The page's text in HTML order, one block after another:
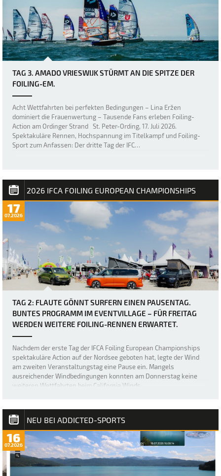
TAG 3. AMADO VRIESWIJK STÜRMT AN DIE SPITZE DER
FOILING-EM.
Acht Wettfahrten bei perfekten Bedingungen – Lina Eržen
dominiert die Frauenwertung – Tausende Fans erleben Foiling-
Action am Ordinger Strand St. Peter-Ording, 17. Juli 2026.
Spektakuläre Rennen, Hochspannung im Titelkampf und Foiling-
Sport zum Anfassen: Der dritte Tag der IFC…
2026 IFCA FOILING EUROPEAN CHAMPIONSHIPS
17
07.2026
TAG 2: FLAUTE GÖNNT SURFERN EINEN PAUSENTAG.
BUNTES PROGRAMM IM EVENTVILLAGE – FÜR FREITAG
WERDEN WEITERE FOILING-RENNEN ERWARTET.
Nachdem der erste Tag der IFCA Foiling European Championships
spektakuläre Action auf der Nordsee geboten hat, legte der Wind
am zweiten Veranstaltungstag eine Pause ein. Mangels
ausreichender Windbedingungen konnten am Donnerstag keine
weiteren Wettfahrten beim California Winds…
NEU BEI ADDICTED-SPORTS
16
07.2026